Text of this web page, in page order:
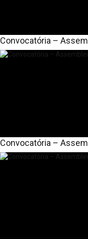
Convocatória –
Convocatória –